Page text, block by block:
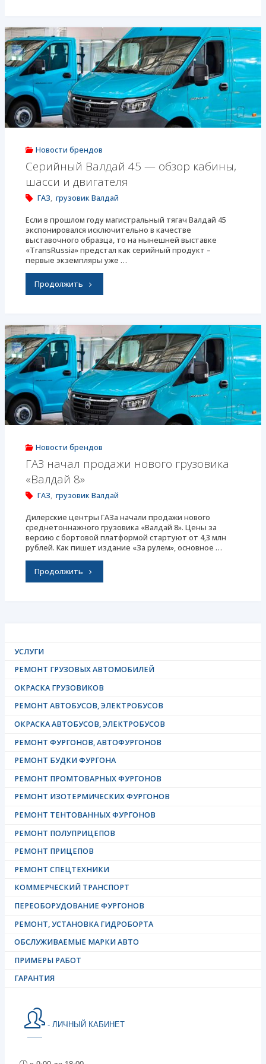
представила
семейство
автомобилей
«Валдай»
на
COMTRANS
2024"
Новости брендов
Серийный Валдай 45 — обзор кабины,
шасси и двигателя
ГАЗ, грузовик Валдай
Если в прошлом году магистральный тягач Валдай 45
экспонировался исключительно в качестве
выставочного образца, то на нынешней выставке
«TransRussia» предстал как серийный продукт –
первые экземпляры уже …
Продолжить"Серийный
45
—
обзор
кабины,
шасси
Новости брендов
ГАЗ начал продажи нового грузовика
«Валдай 8»
ГАЗ, грузовик Валдай
Дилерские центры ГАЗа начали продажи нового
среднетоннажного грузовика «Валдай 8». Цены за
версию с бортовой платформой стартуют от 4,3 млн
рублей. Как пишет издание «За рулем», основное …
Продолжить"ГАЗ
8»"
УСЛУГИ
РЕМОНТ ГРУЗОВЫХ АВТОМОБИЛЕЙ
ОКРАСКА ГРУЗОВИКОВ
РЕМОНТ АВТОБУСОВ, ЭЛЕКТРОБУСОВ
ОКРАСКА АВТОБУСОВ, ЭЛЕКТРОБУСОВ
РЕМОНТ ФУРГОНОВ, АВТОФУРГОНОВ
РЕМОНТ БУДКИ ФУРГОНА
РЕМОНТ ПРОМТОВАРНЫХ ФУРГОНОВ
РЕМОНТ ИЗОТЕРМИЧЕСКИХ ФУРГОНОВ
РЕМОНТ ТЕНТОВАННЫХ ФУРГОНОВ
РЕМОНТ ПОЛУПРИЦЕПОВ
РЕМОНТ ПРИЦЕПОВ
РЕМОНТ СПЕЦТЕХНИКИ
КОММЕРЧЕСКИЙ ТРАНСПОРТ
ПЕРЕОБОРУДОВАНИЕ ФУРГОНОВ
РЕМОНТ, УСТАНОВКА ГИДРОБОРТА
ОБСЛУЖИВАЕМЫЕ МАРКИ АВТО
ПРИМЕРЫ РАБОТ
ГАРАНТИЯ
- ЛИЧНЫЙ КАБИНЕТ